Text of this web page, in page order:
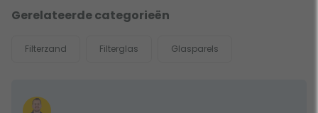
Gerelateerde categorieën
Filterzand Filterglas Glasparels